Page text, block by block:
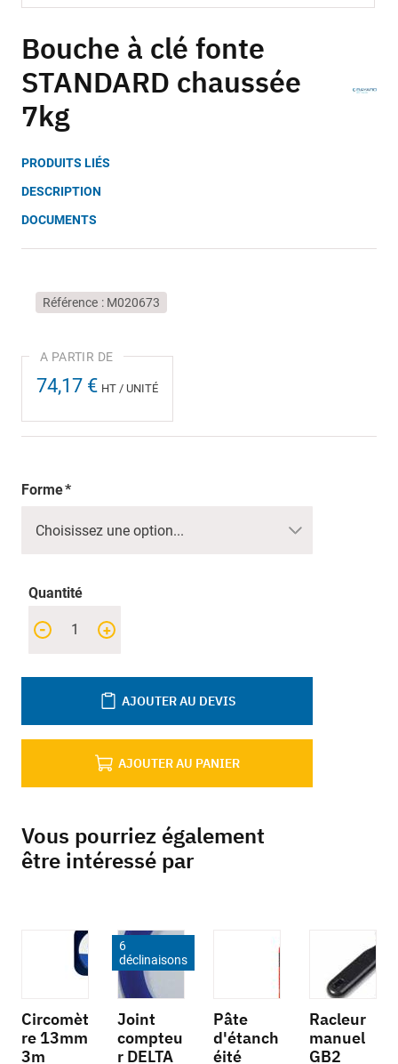
to
the
beginning
of
the
images
gallery
Bouche à clé fonte
STANDARD chaussée
7kg
PRODUITS LIÉS
DESCRIPTION
DOCUMENTS
Référence M020673
74,17 € HT / UNITÉ
Forme
Quantité
+
-
AJOUTER AU PANIER
AJOUTER AU DEVIS
Vous pourriez également
être intéressé par
Circomèt
re 13mm
3m
6
déclinaisons
Joint
compteu
r DELTA
Pâte
d'étanch
éité
Racleur
manuel
GB2